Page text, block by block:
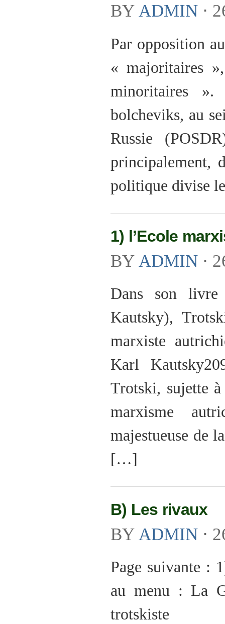
BY ADMIN ⋅
Par opposition
« majoritaires
minoritaires
bolcheviks, au
Russie
principalement,
politique divise
1) l’Ecole
BY ADMIN ⋅
Dans son livre
Kautsky),
marxiste
Karl
Trotski, sujette
marxisme
majestueuse de
[…]
B) Les rivaux
BY ADMIN ⋅
Page suivante :
au menu : La
trotskiste